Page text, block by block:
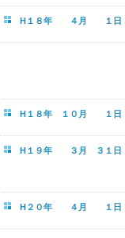
H１８年 ４月 １日
H１８年 １０月 １日
H１９年 ３月 ３１
H２０年 ４月 １日